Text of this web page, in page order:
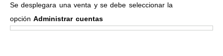
Se desplegara una venta y se debe seleccionar la
opciónAdministrar cuentas